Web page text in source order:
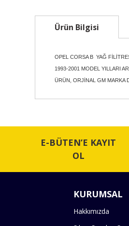
Ürün Bilgisi
OPEL CORSA B YAĞ
1993-2001 MODEL YILLARI
ÜRÜN, ORJİNAL GM MARKA
Görüş ve önerileriniz
Ürün resmi kalitesiz,
Ürün fiyatı diğer
Bu ürüne benzer
E-BÜTEN’E KAYIT
OL
KURUMSAL
Hakkımızda